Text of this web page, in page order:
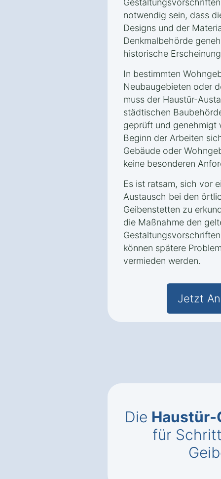
notwendig sein, dass
Designs und der
Denkmalbehörde
historische
In bestimmten
Neubaugebieten oder
muss der Haustür-
städtischen
geprüft und genehmigt
Beginn der Arbeiten
Gebäude oder
keine besonderen
Es ist ratsam, sich vor
Austausch bei den
Geibenstetten zu
die Maßnahme den
können spätere
vermieden werden.
Jetzt
Die
für